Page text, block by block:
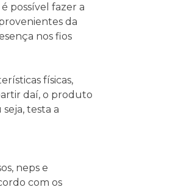
possível fazer a
da
nos fios
físicas,
daí, o produto
testa a
neps e
com os